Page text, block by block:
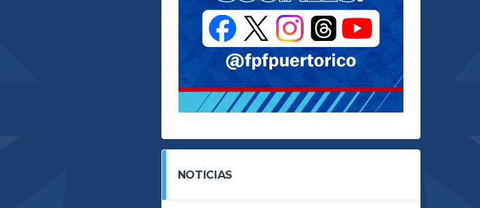
NOTICIAS